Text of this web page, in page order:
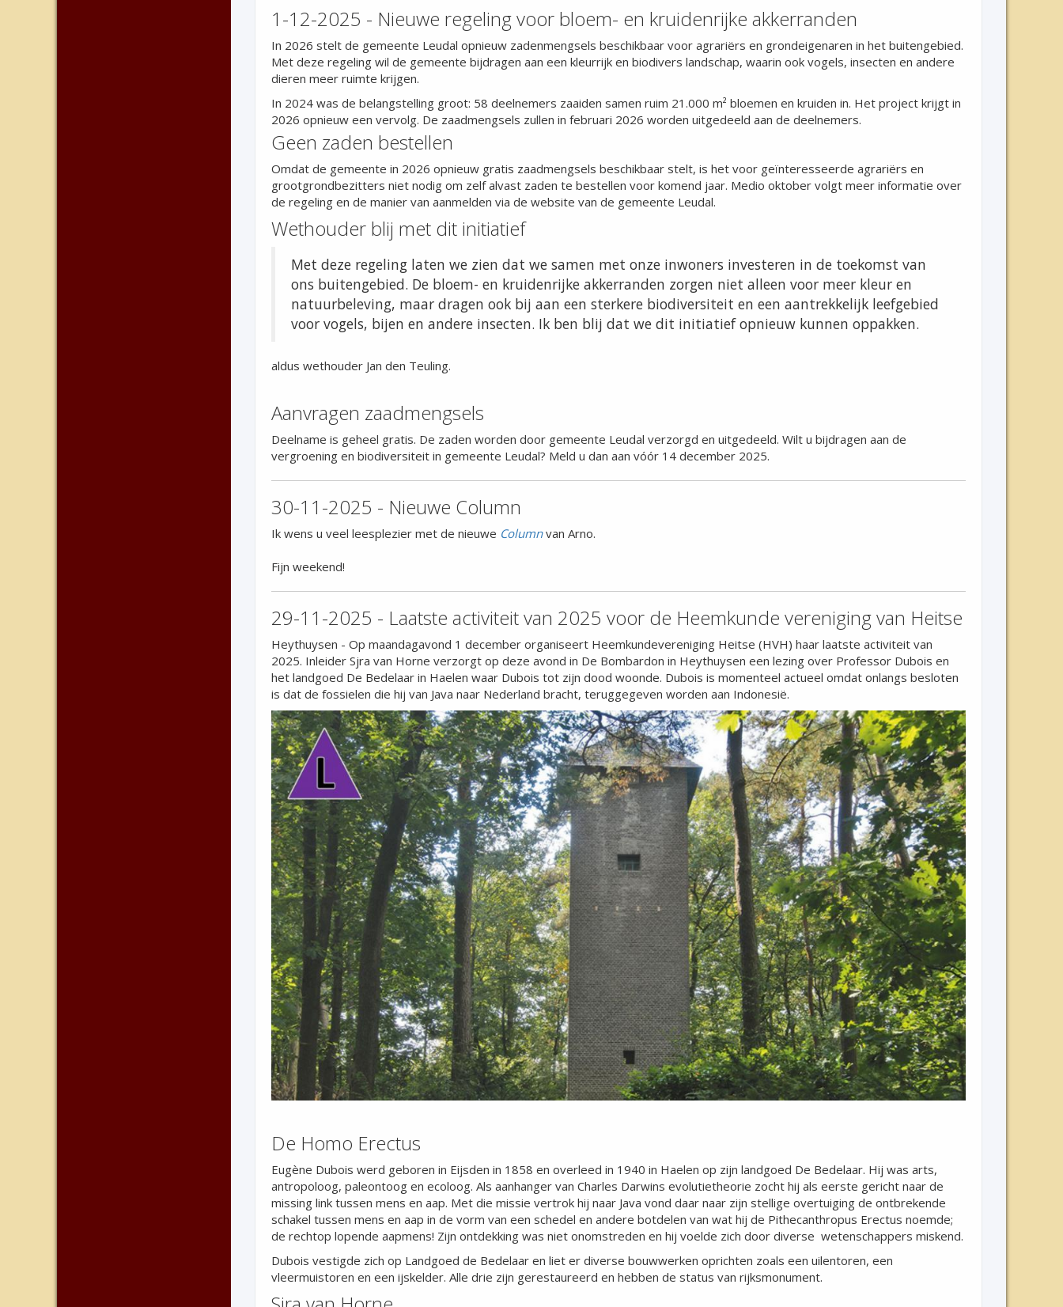
1-12-2025 - Nieuwe regeling voor bloem- en kruidenrijke akkerranden
In 2026 stelt de gemeente Leudal opnieuw zadenmengsels beschikbaar voor agrariërs en grondeigenaren in het buitengebied.
Met deze regeling wil de gemeente bijdragen aan een kleurrijk en biodivers landschap, waarin ook vogels, insecten en andere
dieren meer ruimte krijgen.
In 2024 was de belangstelling groot: 58 deelnemers zaaiden samen ruim 21.000 m² bloemen en kruiden in. Het project krijgt in
2026 opnieuw een vervolg. De zaadmengsels zullen in februari 2026 worden uitgedeeld aan de deelnemers.
Geen zaden bestellen
Omdat de gemeente in 2026 opnieuw gratis zaadmengsels beschikbaar stelt, is het voor geïnteresseerde agrariërs en
grootgrondbezitters niet nodig om zelf alvast zaden te bestellen voor komend jaar. Medio oktober volgt meer informatie over
de regeling en de manier van aanmelden via de website van de gemeente Leudal.
Wethouder blij met dit initiatief
Met deze regeling laten we zien dat we samen met onze inwoners investeren in de toekomst van
ons buitengebied. De bloem- en kruidenrijke akkerranden zorgen niet alleen voor meer kleur en
natuurbeleving, maar dragen ook bij aan een sterkere biodiversiteit en een aantrekkelijk leefgebied
voor vogels, bijen en andere insecten. Ik ben blij dat we dit initiatief opnieuw kunnen oppakken.
aldus wethouder Jan den Teuling.
Aanvragen zaadmengsels
Deelname is geheel gratis. De zaden worden door gemeente Leudal verzorgd en uitgedeeld. Wilt u bijdragen aan de
vergroening en biodiversiteit in gemeente Leudal? Meld u dan aan vóór 14 december 2025.
30-11-2025 - Nieuwe Column
Ik wens u veel leesplezier met de nieuwe Columnvan Arno.
Fijn weekend!
29-11-2025 - Laatste activiteit van 2025 voor de Heemkunde vereniging van Heitse
Heythuysen - Op maandagavond 1 december organiseert Heemkundevereniging Heitse (HVH) haar laatste activiteit van
2025. Inleider Sjra van Horne verzorgt op deze avond in De Bombardon in Heythuysen een lezing over Professor Dubois en
het landgoed De Bedelaar in Haelen waar Dubois tot zijn dood woonde. Dubois is momenteel actueel omdat onlangs besloten
is dat de fossielen die hij van Java naar Nederland bracht, teruggegeven worden aan Indonesië.
De Homo Erectus
Eugène Dubois werd geboren in Eijsden in 1858 en overleed in 1940 in Haelen op zijn landgoed De Bedelaar. Hij was arts,
antropoloog, paleontoog en ecoloog. Als aanhanger van Charles Darwins evolutietheorie zocht hij als eerste gericht naar de
missing link tussen mens en aap. Met die missie vertrok hij naar Java vond daar naar zijn stellige overtuiging de ontbrekende
schakel tussen mens en aap in de vorm van een schedel en andere botdelen van wat hij de Pithecanthropus Erectus noemde;
de rechtop lopende aapmens! Zijn ontdekking was niet onomstreden en hij voelde zich door diverse wetenschappers miskend.
Dubois vestigde zich op Landgoed de Bedelaar en liet er diverse bouwwerken oprichten zoals een uilentoren, een
vleermuistoren en een ijskelder. Alle drie zijn gerestaureerd en hebben de status van rijksmonument.